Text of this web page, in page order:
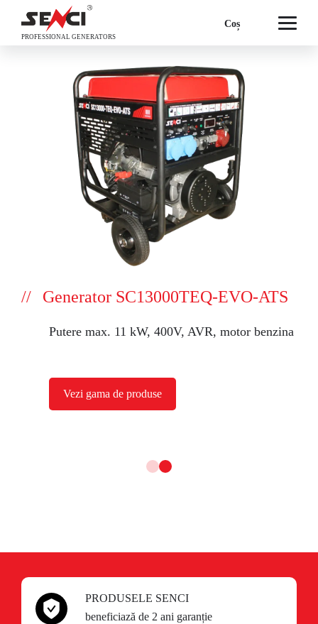
PROFESSIONAL GENERATORS
Coș
Generator SC13000TEQ-EVO-ATS
Putere max. 11 kW, 400V, AVR, motor benzina
Vezi gama de produse
PRODUSELE SENCI
beneficiază de 2 ani garanție